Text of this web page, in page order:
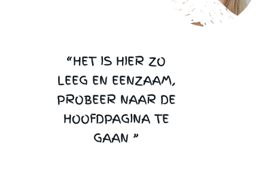
“HET IS HIER ZO
LEEG EN EENZAAM,
PROBEER NAAR DE
HOOFDPAGINA TE
GAAN ”